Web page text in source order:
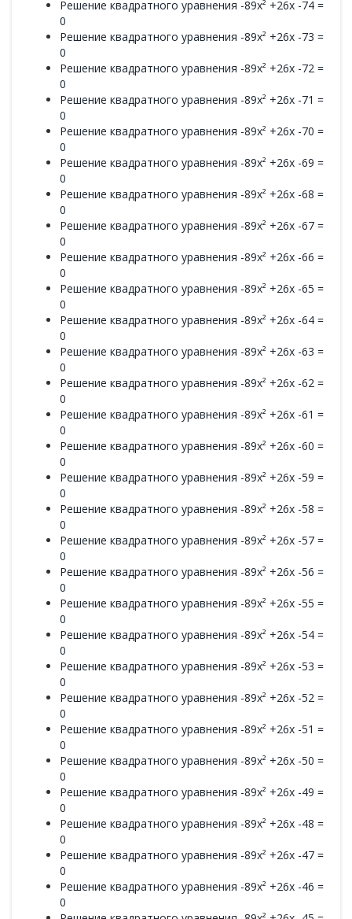
Решение квадратного уравнения -89x² +26x -74 =
0
Решение квадратного уравнения -89x² +26x -73 =
0
Решение квадратного уравнения -89x² +26x -72 =
0
Решение квадратного уравнения -89x² +26x -71 =
0
Решение квадратного уравнения -89x² +26x -70 =
0
Решение квадратного уравнения -89x² +26x -69 =
0
Решение квадратного уравнения -89x² +26x -68 =
0
Решение квадратного уравнения -89x² +26x -67 =
0
Решение квадратного уравнения -89x² +26x -66 =
0
Решение квадратного уравнения -89x² +26x -65 =
0
Решение квадратного уравнения -89x² +26x -64 =
0
Решение квадратного уравнения -89x² +26x -63 =
0
Решение квадратного уравнения -89x² +26x -62 =
0
Решение квадратного уравнения -89x² +26x -61 =
0
Решение квадратного уравнения -89x² +26x -60 =
0
Решение квадратного уравнения -89x² +26x -59 =
0
Решение квадратного уравнения -89x² +26x -58 =
0
Решение квадратного уравнения -89x² +26x -57 =
0
Решение квадратного уравнения -89x² +26x -56 =
0
Решение квадратного уравнения -89x² +26x -55 =
0
Решение квадратного уравнения -89x² +26x -54 =
0
Решение квадратного уравнения -89x² +26x -53 =
0
Решение квадратного уравнения -89x² +26x -52 =
0
Решение квадратного уравнения -89x² +26x -51 =
0
Решение квадратного уравнения -89x² +26x -50 =
0
Решение квадратного уравнения -89x² +26x -49 =
0
Решение квадратного уравнения -89x² +26x -48 =
0
Решение квадратного уравнения -89x² +26x -47 =
0
Решение квадратного уравнения -89x² +26x -46 =
0